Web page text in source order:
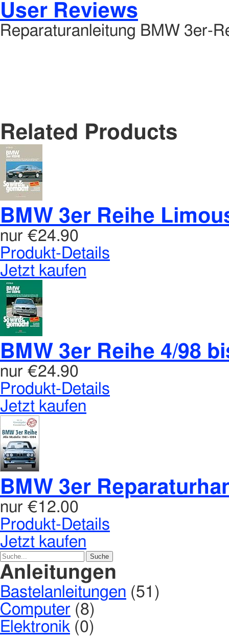
User Reviews
Reparaturanleitung BMW 3er-
Related Products
BMW 3er Reihe
nur €24.90
Produkt-Details
Jetzt kaufen
BMW 3er Reihe 4/98
nur €24.90
Produkt-Details
Jetzt kaufen
BMW 3er
nur €12.00
Produkt-Details
Jetzt kaufen
Anleitungen
Bastelanleitungen (51)
Computer (8)
Elektronik (0)